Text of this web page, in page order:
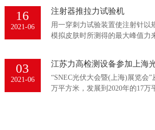
16
2021-06
注射器推拉力试验机
用一穿刺力试验装置使注射针以
模拟皮肤时所测得的最大峰值力
03
2021-06
江苏力高检测设备参加上海
“SNEC光伏大会暨(上海)展览会”
万平方米，发展到2020年的17万